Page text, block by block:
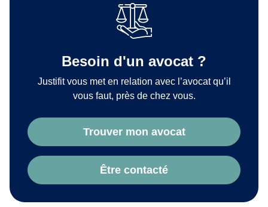
Besoin d'un avocat ?
Justifit vous met en relation avec l’avocat qu’il
vous faut, près de chez vous.
Trouver mon avocat
Être contacté